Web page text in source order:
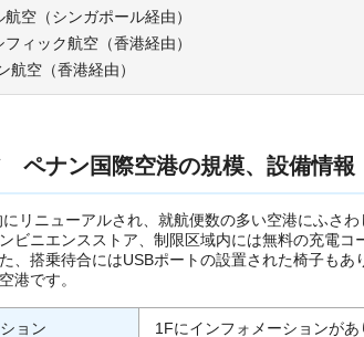
空（シンガポール経由）
ィック航空（香港経由）
航空（香港経由）
ペナン国際空港の規模、設備情報
リニューアルされ、就航便数の多い空港にふさ
ビニエンスストア、制限区域内には無料の充電
、搭乗待合にはUSBポートの設置された椅子も
港です。
ョン 1Fにインフォメーションがあ